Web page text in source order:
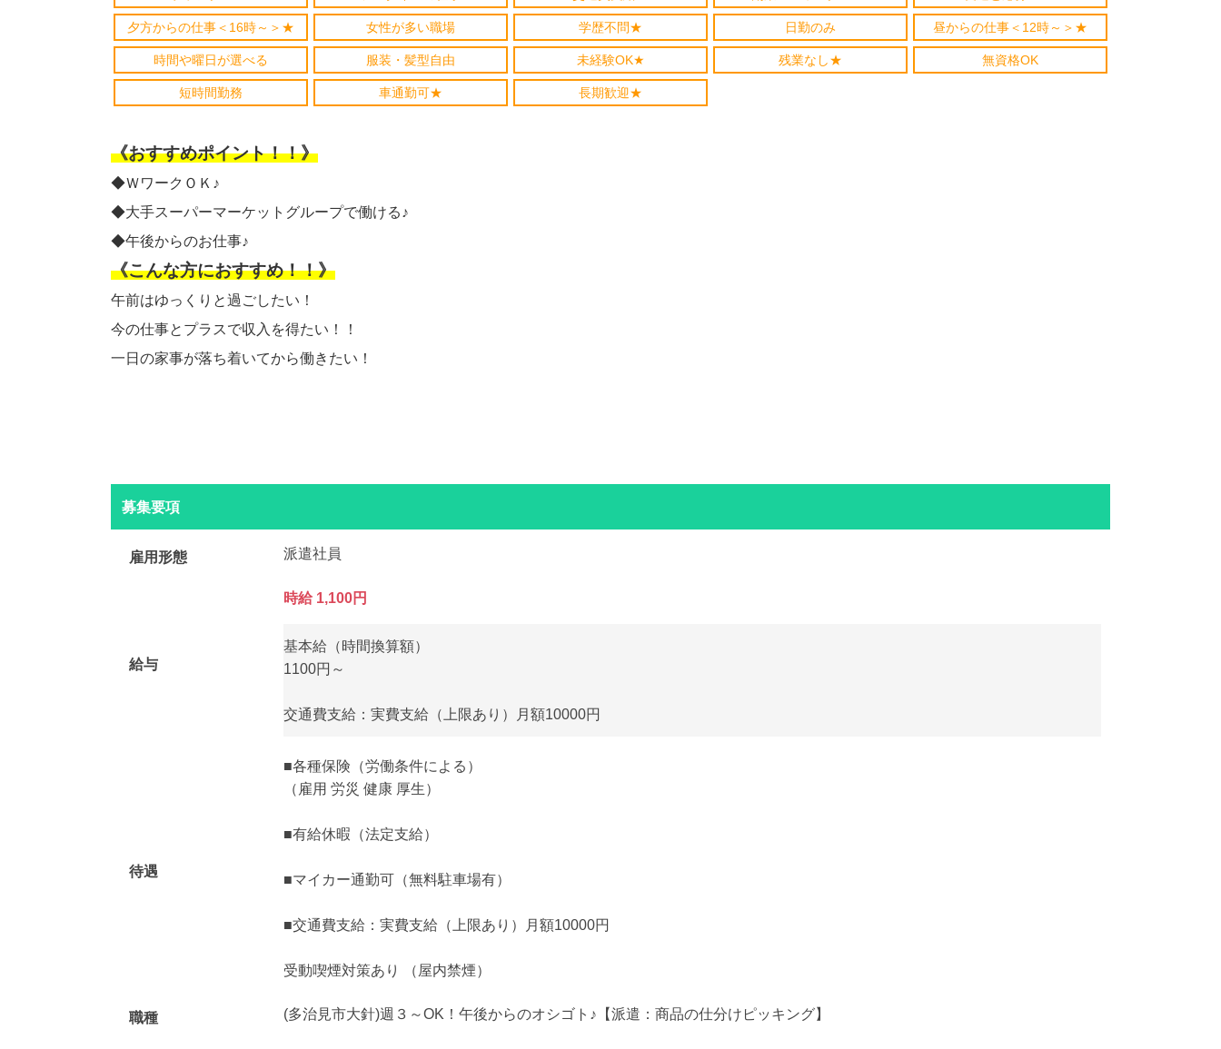
夕方からの仕事＜16時～＞★ 女性が多い職場 学歴不問★ 日勤のみ 昼からの仕事＜12時～＞★
時間や曜日が選べる 服装・髪型自由 未経験OK★ 残業なし★ 無資格OK
短時間勤務 車通勤可★ 長期歓迎★
《おすすめポイント！！》
◆ＷワークＯＫ♪
◆大手スーパーマーケットグループで働ける♪
◆午後からのお仕事♪
《こんな方におすすめ！！》
午前はゆっくりと過ごしたい！
今の仕事とプラスで収入を得たい！！
一日の家事が落ち着いてから働きたい！
募集要項
雇用形態 派遣社員
給与
時給 1,100円
基本給（時間換算額）
1100円～
交通費支給：実費支給（上限あり）月額10000円
待遇
■各種保険（労働条件による）
（雇用 労災 健康 厚生）
■有給休暇（法定支給）
■マイカー通勤可（無料駐車場有）
■交通費支給：実費支給（上限あり）月額10000円
受動喫煙対策あり （屋内禁煙）
職種 (多治見市大針)週３～OK！午後からのオシゴト♪【派遣：商品の仕分けピッキング】